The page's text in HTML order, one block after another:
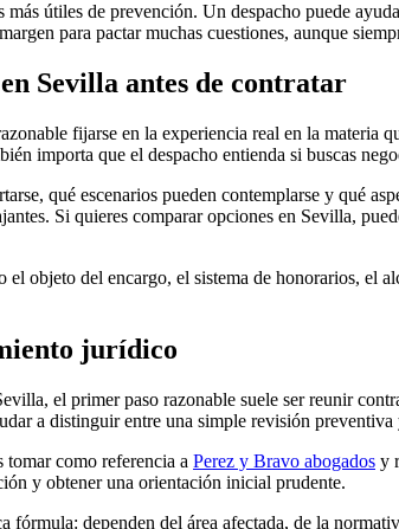
más útiles de prevención. Un despacho puede
para pactar muchas cuestiones, aunque
Sevilla antes de contratar
fijarse en la experiencia real en la
importa que el despacho entienda si buscas
qué escenarios pueden contemplarse y qué
Si quieres comparar opciones en Sevilla,
objeto del encargo, el sistema de honorarios,
jurídico
el primer paso razonable suele ser reunir
a distinguir entre una simple revisión
tomar como referencia a Perez y Bravo abogados y
y obtener una orientación inicial prudente.
dependen del área afectada, de la